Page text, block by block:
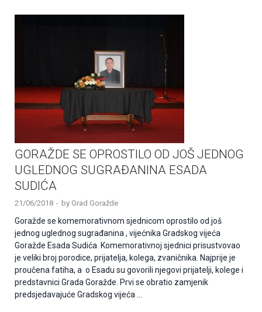
GORAŽDE SE OPROSTILO OD JOŠ JEDNOG
UGLEDNOG SUGRAĐANINA ESADA
SUDIĆA
21/06/2018 - by Grad Goražde
Goražde se komemorativnom sjednicom oprostilo od još
jednog uglednog sugrađanina , vijećnika Gradskog vijeća
Goražde Esada Sudića. Komemorativnoj sjednici prisustvovao
je veliki broj porodice, prijatelja, kolega, zvaničnika. Najprije je
proučena fatiha, a o Esadu su govorili njegovi prijatelji, kolege i
predstavnici Grada Goražde. Prvi se obratio zamjenik
predsjedavajuće Gradskog vijeća …